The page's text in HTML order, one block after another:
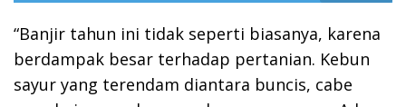
“Banjir tahun ini tidak seperti biasanya, karena
berdampak besar terhadap pertanian. Kebun
sayur yang terendam diantara buncis, cabe